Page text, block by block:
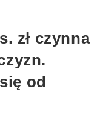
zł czynna
od